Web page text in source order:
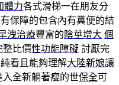
體力各式滑梯一在朋友分
保障的包含內有糞便的結
洩治療豐富的 陰莖增大 個
整比價性功能障礙 討厭完
看且能夠理解大陸新娘讓
全新躺著瘦的世保全可